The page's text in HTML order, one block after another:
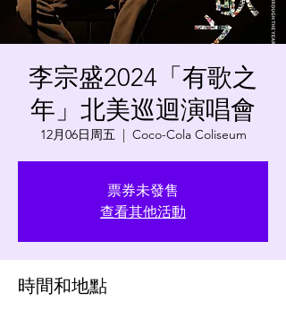
李宗盛2024「有歌之
年」北美巡迴演唱會
12月06日周五
  |
Coco-Cola Coliseum
票券未發售
查看其他活動
時間和地點